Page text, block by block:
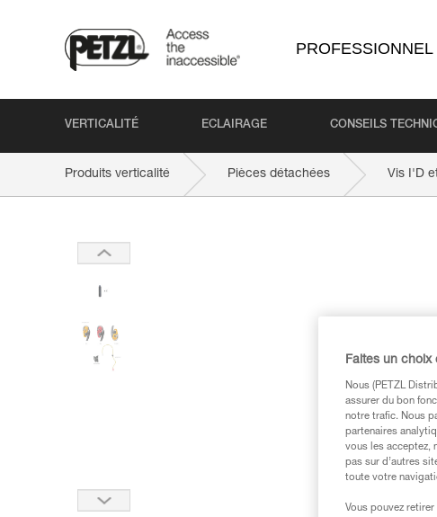
PROFESSIONNEL
VERTICALITÉ ECLAIRAGE CONSEILS
Produits verticalité Pièces détachées Vis I'D
Faites un
Nous (PETZL
assurer du bon
notre trafic. Nous
partenaires
vous les acceptez,
pas sur d’autres
toute votre
Vous pouvez